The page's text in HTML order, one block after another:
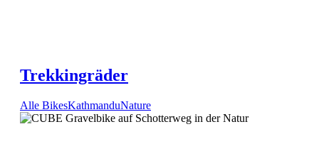
Trekkingräder
Alle BikesKathmanduNature